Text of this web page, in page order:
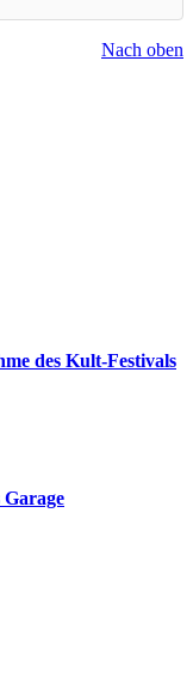
Nach oben
des Kult-Festivals